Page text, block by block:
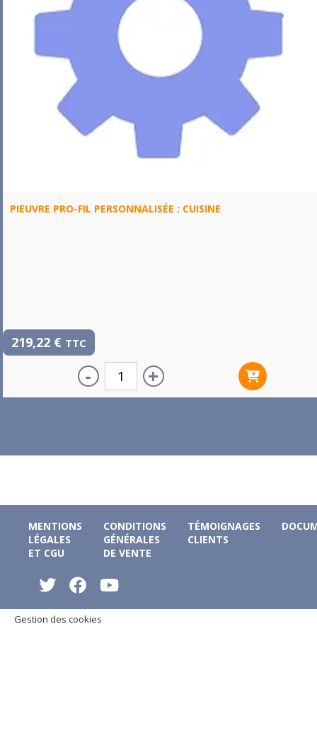
PIEUVRE PRO-FIL PERSONNALISÉE : CUISINE
219,22 € TTC
- +
MENTIONS
LÉGALES
ET CGU
CONDITIONS
GÉNÉRALES
DE VENTE
TÉMOIGNAGES
CLIENTS
Gestion des cookies